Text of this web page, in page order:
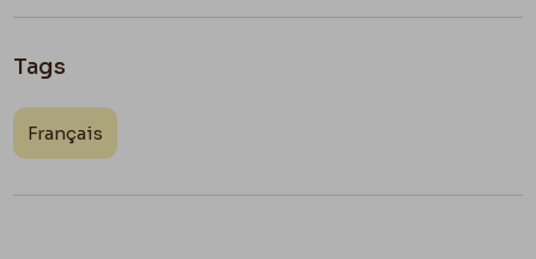
Tags
Français